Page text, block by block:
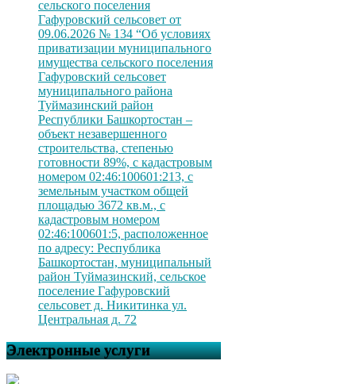
сельского поселения
Гафуровский сельсовет от
09.06.2026 № 134 “Об условиях
приватизации муниципального
имущества сельского поселения
Гафуровский сельсовет
муниципального района
Туймазинский район
Республики Башкортостан –
объект незавершенного
строительства, степенью
готовности 89%, с кадастровым
номером 02:46:100601:213, с
земельным участком общей
площадью 3672 кв.м., с
кадастровым номером
02:46:100601:5, расположенное
по адресу: Республика
Башкортостан, муниципальный
район Туймазинский, сельское
поселение Гафуровский
сельсовет д. Никитинка ул.
Центральная д. 72
Электронные услуги